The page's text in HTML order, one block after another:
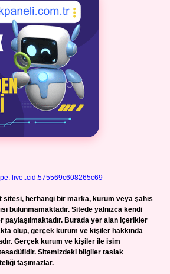
live:.cid.575569c608265c69
sitesi, herhangi bir marka, kurum veya şahıs
bulunmamaktadır. Sitede yalnızca kendi
paylaşılmaktadır. Burada yer alan içerikler
olup, gerçek kurum ve kişiler hakkında
Gerçek kurum ve kişiler ile isim
Sitemizdeki bilgiler taslak
taşımazlar.